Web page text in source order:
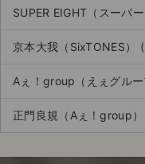
SUPER EIGHT（スーパ
京本大我（SixTONES）
Aぇ！group（えぇグル
正門良規（Aぇ！group